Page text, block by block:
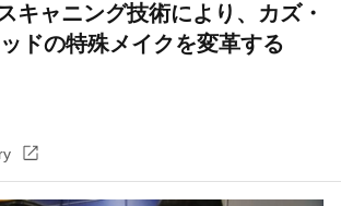
キャニング技術により、カズ・
ドの特殊メイクを変革する